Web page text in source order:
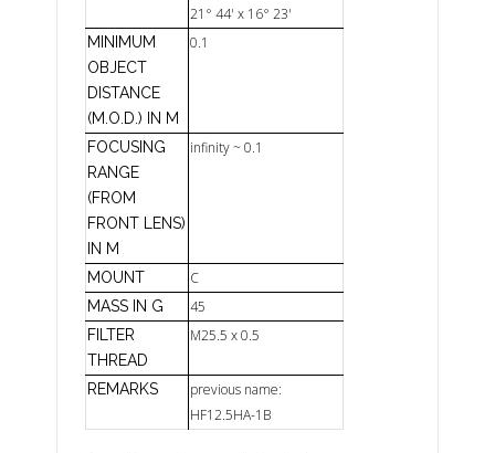
21° 44' x 16° 23'
MINIMUM
OBJECT
DISTANCE
(M.O.D.) IN M
0.1
FOCUSING
RANGE
(FROM
FRONT LENS)
IN M
infinity ~ 0.1
MOUNT C
MASS IN G 45
FILTER
THREAD
M25.5 x 0.5
REMARKS
previous name:
HF12.5HA-1B